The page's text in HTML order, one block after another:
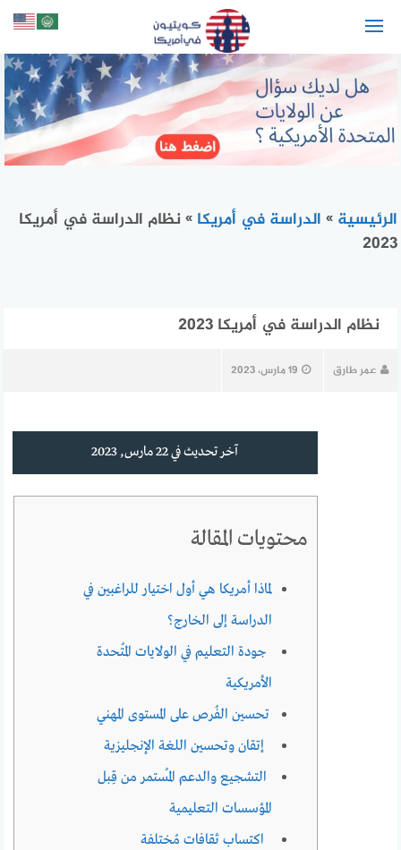
الرئيسية » الدراسة في أمريكا » نظام الدراسة في أمريكا
2023
نظام الدراسة في أمريكا 2023
عمر طارق 19 مارس، 2023
آخر تحديث في 22 مارس, 2023
محتويات المقالة
لماذا أمريكا هي أول اختيار للراغبين في
الدراسة إلى الخارج؟
جودة التعليم في الولايات المُتحدة
الأمريكية
تحسين الفُرص على المستوى المهني
إتقان وتحسين اللغة الإنجليزية
التشجيع والدعم المُستمر من قِبل
المؤسسات التعليمية
اكتساب ثقافات مُختلفة